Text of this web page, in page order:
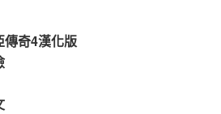
傳奇4漢化版